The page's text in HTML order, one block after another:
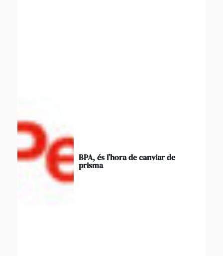
BPA, és l’hora de canviar de
prisma